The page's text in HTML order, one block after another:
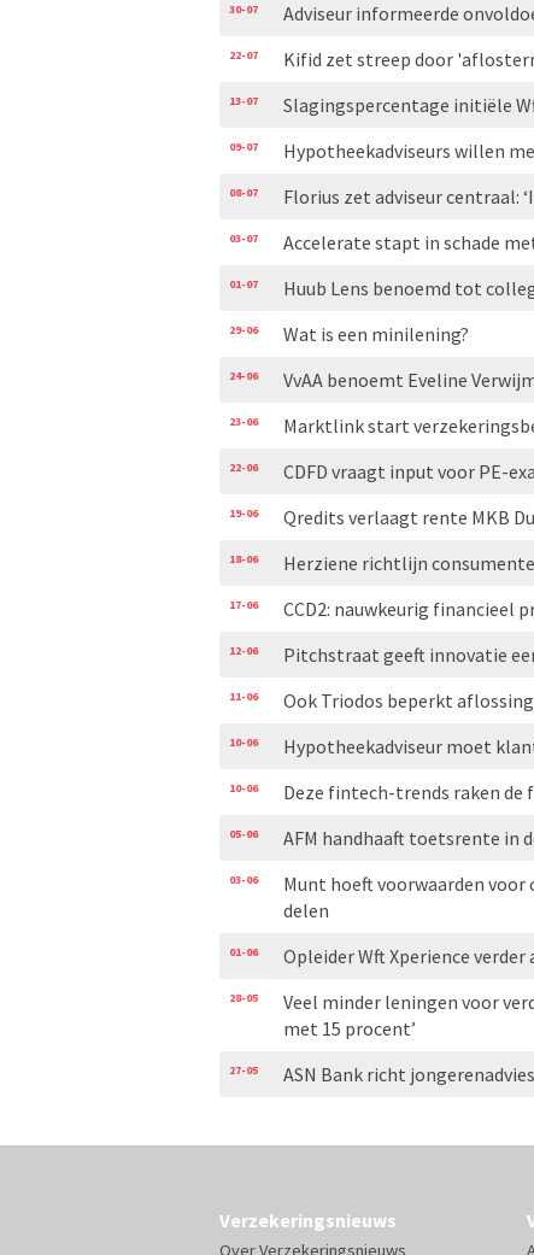
30-07 Adviseur informeerde
22-07 Kifid zet streep door
13-07 Slagingspercentage initiële
09-07 Hypotheekadviseurs willen
08-07 Florius zet adviseur centraal:
03-07 Accelerate stapt in schade
01-07 Huub Lens benoemd tot
29-06 Wat is een minilening?
24-06 VvAA benoemt Eveline
23-06 Marktlink start
22-06 CDFD vraagt input voor PE-
19-06 Qredits verlaagt rente MKB
18-06 Herziene richtlijn
17-06 CCD2: nauwkeurig
12-06 Pitchstraat geeft innovatie
11-06 Ook Triodos beperkt
10-06 Hypotheekadviseur moet
10-06 Deze fintech-trends raken
05-06 AFM handhaaft toetsrente in
03-06
Munt hoeft voorwaarden
delen
01-06 Opleider Wft Xperience
28-05
Veel minder leningen voor
met 15 procent’
27-05 ASN Bank richt
Verzekeringsnieuws
Over Verzekeringsnieuws